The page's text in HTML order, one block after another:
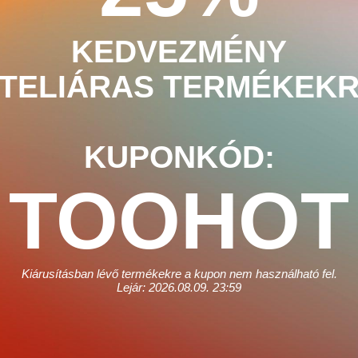
KEDVEZMÉNY
KUPONKÓD:
TOOHOT
Kiárusításban lévő termékekre a kupon nem használható fel.
Lejár: 2026.08.09. 23:59